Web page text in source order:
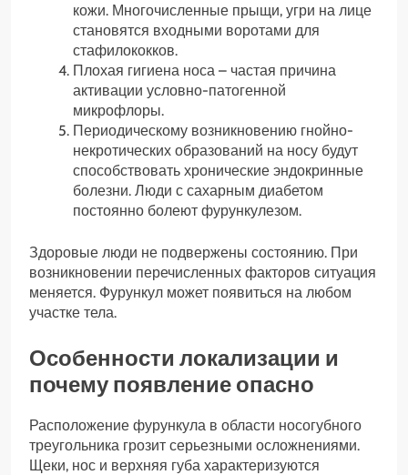
кожи. Многочисленные прыщи, угри на лице
становятся входными воротами для
стафилококков.
Плохая гигиена носа – частая причина
активации условно-патогенной
микрофлоры.
Периодическому возникновению гнойно-
некротических образований на носу будут
способствовать хронические эндокринные
болезни. Люди с сахарным диабетом
постоянно болеют фурункулезом.
Здоровые люди не подвержены состоянию. При
возникновении перечисленных факторов ситуация
меняется. Фурункул может появиться на любом
участке тела.
Особенности локализации и
почему появление опасно
Расположение фурункула в области носогубного
треугольника грозит серьезными осложнениями.
Щеки, нос и верхняя губа характеризуются